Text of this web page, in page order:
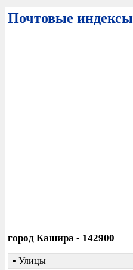
Почтовые индексы
город Кашира - 142900
• Улицы